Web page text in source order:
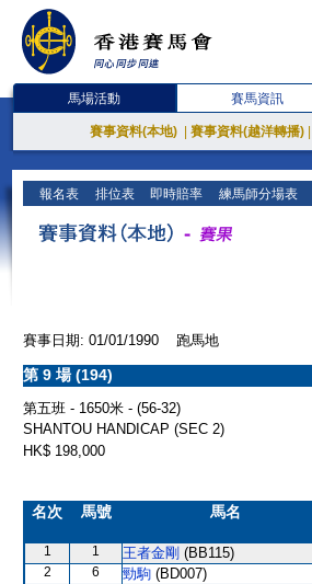
馬場活動 賽馬資訊
賽事資料(本地) 賽事資料(越洋轉播)
報名表 排位表 即時賠率 練馬師分場表
賽事日期: 01/01/1990 跑馬地
第 9 場 (194)
第五班 - 1650米 - (56-32)
SHANTOU HANDICAP (SEC 2)
HK$ 198,000
名次 馬號 馬名
1 1 王者金剛 (BB115)
2
6 勁駒 (BD007)